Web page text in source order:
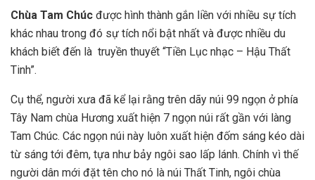
Chùa Tam Chúc được hình thành gắn liền với nhiều sự tích
khác nhau trong đó sự tích nổi bật nhất và được nhiều du
khách biết đến là truyền thuyết “Tiền Lục nhạc – Hậu Thất
Tinh”.
Cụ thể, người xưa đã kể lại rằng trên dãy núi 99 ngọn ở phía
Tây Nam chùa Hương xuất hiện 7 ngọn núi rất gần với làng
Tam Chúc. Các ngọn núi này luôn xuất hiện đốm sáng kéo dài
từ sáng tới đêm, tựa như bảy ngôi sao lấp lánh. Chính vì thế
người dân mới đặt tên cho nó là núi Thất Tinh, ngôi chùa